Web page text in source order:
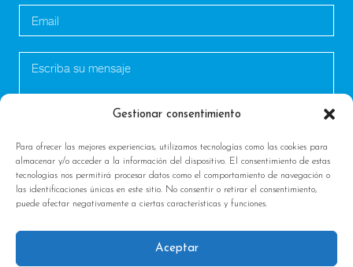
Gestionar consentimiento
Para ofrecer las mejores experiencias, utilizamos tecnologías como las cookies para
almacenar y/o acceder a la información del dispositivo. El consentimiento de estas
tecnologías nos permitirá procesar datos como el comportamiento de navegación o
las identificaciones únicas en este sitio. No consentir o retirar el consentimiento,
puede afectar negativamente a ciertas características y funciones.
Aceptar